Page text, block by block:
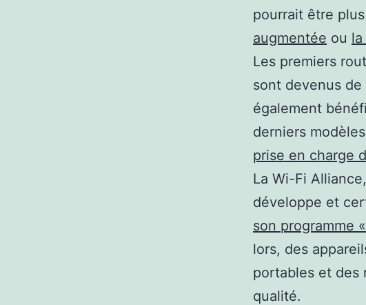
pourrait être
augmentée ou
Les premiers
sont devenus
également
derniers modèles
prise en charge
La Wi-Fi
développe et
son programme
lors, des
portables et des
qualité.